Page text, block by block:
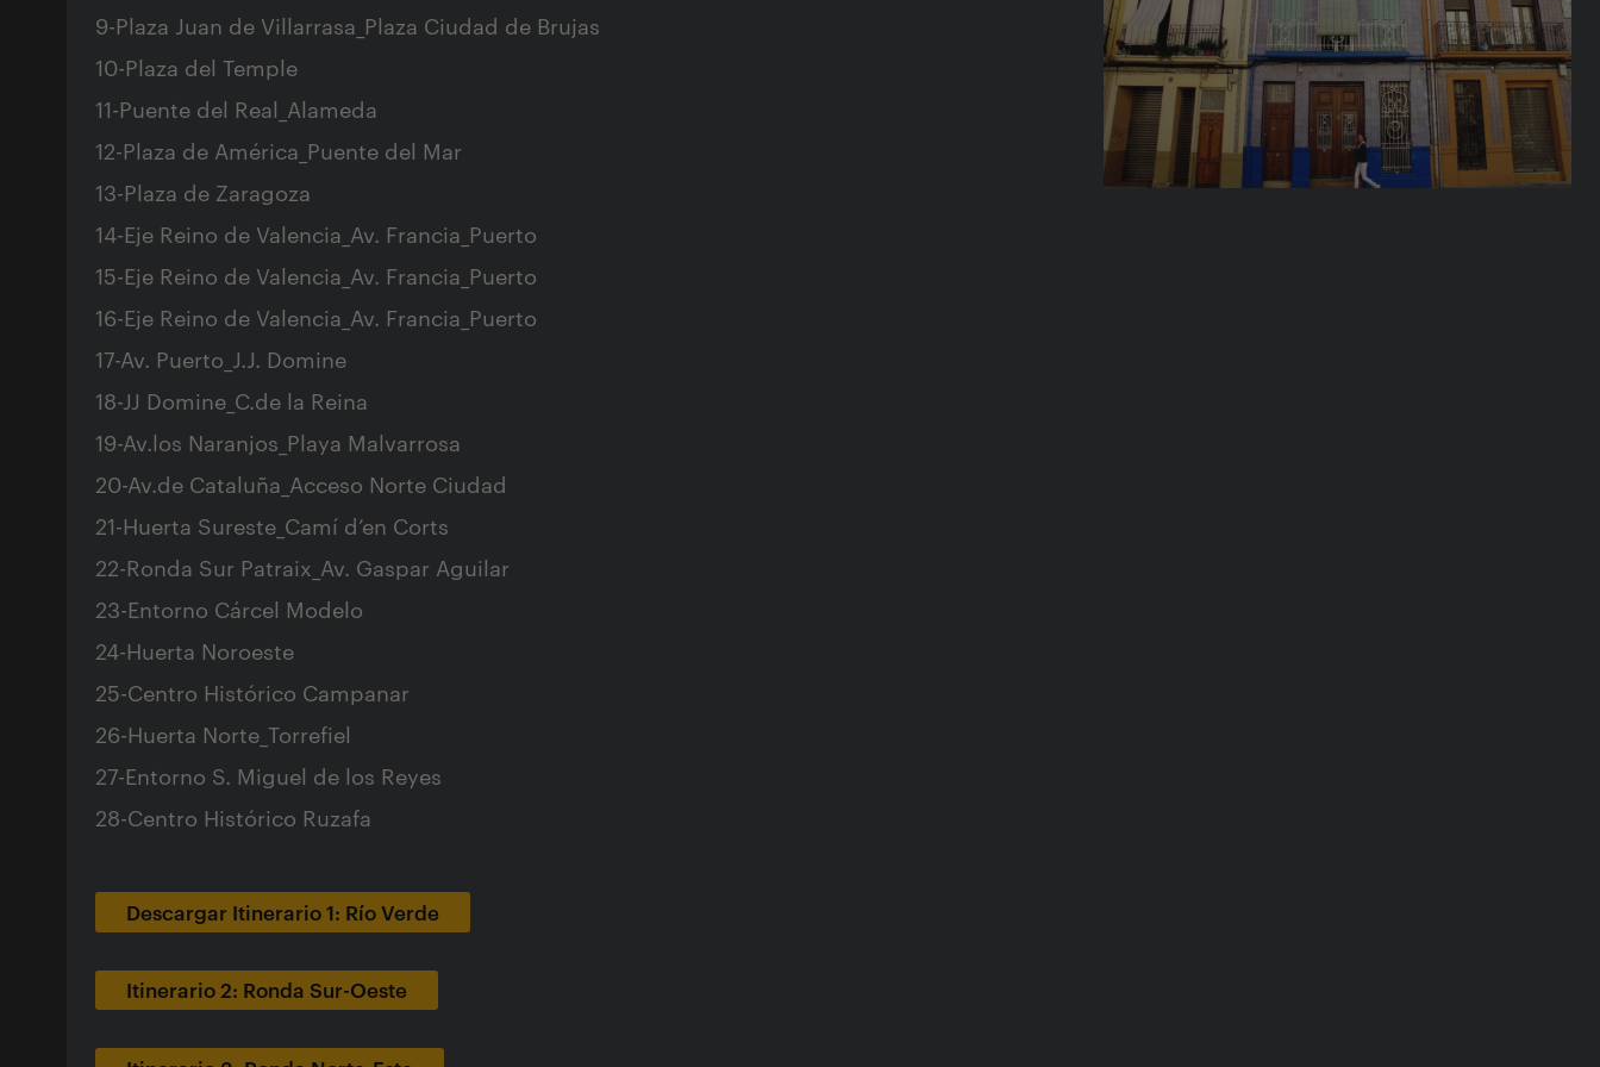
9-Plaza Juan de Villarrasa_Plaza Ciudad de Brujas
10-Plaza del Temple
11-Puente del Real_Alameda
12-Plaza de América_Puente del Mar
13-Plaza de Zaragoza
14-Eje Reino de Valencia_Av. Francia_Puerto
15-Eje Reino de Valencia_Av. Francia_Puerto
16-Eje Reino de Valencia_Av. Francia_Puerto
17-Av. Puerto_J.J. Domine
18-JJ Domine_C.de la Reina
19-Av.los Naranjos_Playa Malvarrosa
20-Av.de Cataluña_Acceso Norte Ciudad
21-Huerta Sureste_Camí d’en Corts
22-Ronda Sur Patraix_Av. Gaspar Aguilar
23-Entorno Cárcel Modelo
24-Huerta Noroeste
25-Centro Histórico Campanar
26-Huerta Norte_Torrefiel
27-Entorno S. Miguel de los Reyes
28-Centro Histórico Ruzafa
Descargar Itinerario 1: Río Verde
Itinerario 2: Ronda Sur-Oeste